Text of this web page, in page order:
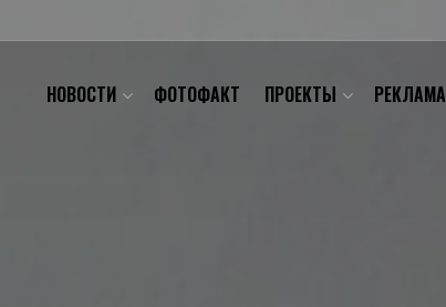
НОВОСТИ ФОТОФАКТ ПРОЕКТЫ РЕКЛАМА